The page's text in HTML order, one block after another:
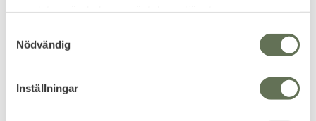
Nödvändig
Inställningar
359KR 159KR